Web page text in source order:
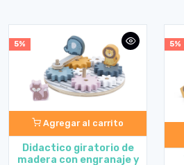
5%
Agregar al carrito
Didactico giratorio de
madera con engranaje y
5%